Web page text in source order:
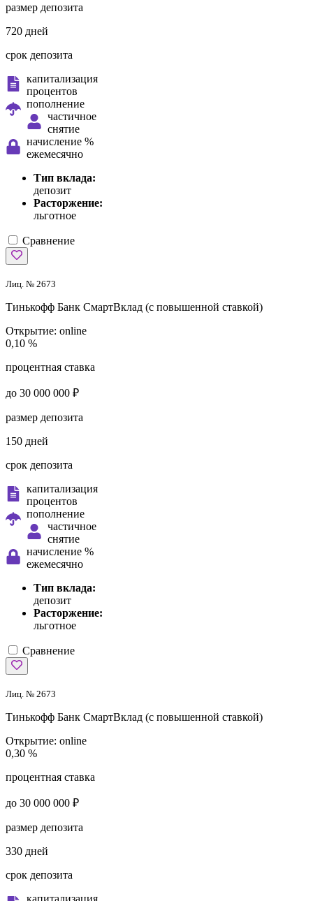
размер депозита
720 дней
срок депозита
капитализация
процентов
пополнение
частичное
снятие
начисление %
ежемесячно
Тип вклада:
депозит
Расторжение:
льготное
Сравнение
Лиц. № 2673
Тинькофф Банк СмартВклад (с повышенной ставкой)
Открытие: online
0,10 %
процентная ставка
до 30 000 000 ₽
размер депозита
150 дней
срок депозита
капитализация
процентов
пополнение
частичное
снятие
начисление %
ежемесячно
Тип вклада:
депозит
Расторжение:
льготное
Сравнение
Лиц. № 2673
Тинькофф Банк СмартВклад (с повышенной ставкой)
Открытие: online
0,30 %
процентная ставка
до 30 000 000 ₽
размер депозита
330 дней
срок депозита
капитализация